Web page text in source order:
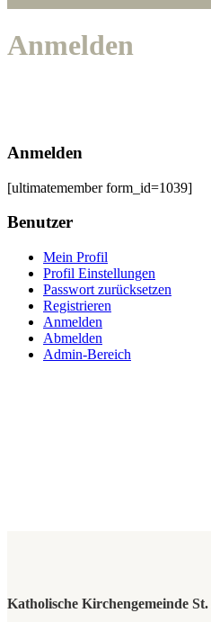
Anmelden
Anmelden
[ultimatemember form_id=1039]
Benutzer
Mein Profil
Profil Einstellungen
Passwort zurücksetzen
Registrieren
Anmelden
Abmelden
Admin-Bereich
Katholische Kirchengemeinde